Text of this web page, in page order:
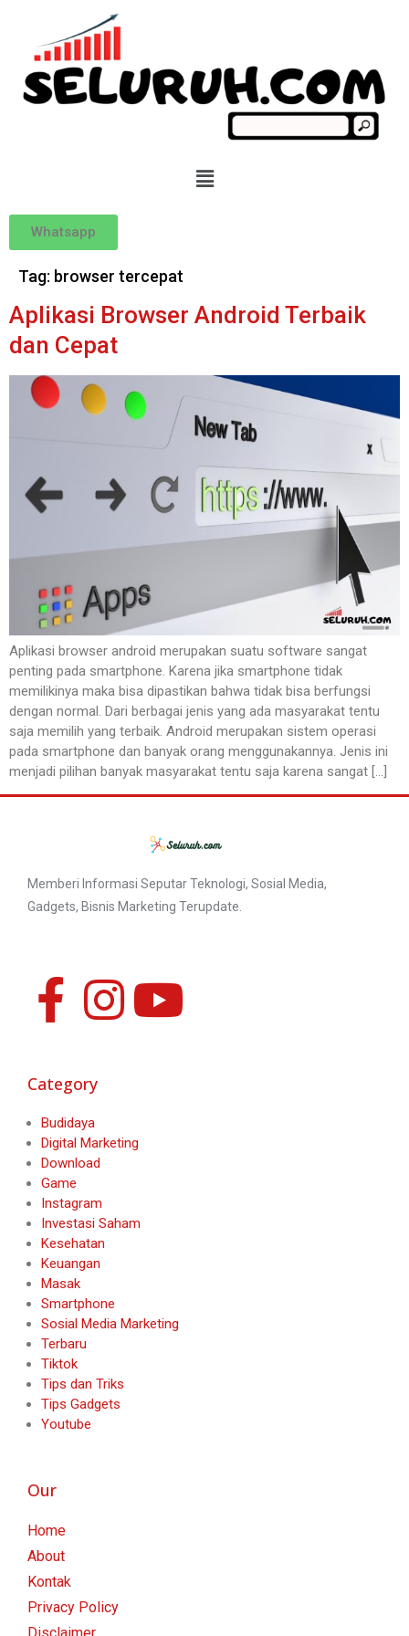
Whatsapp
Tag: browser tercepat
Aplikasi Browser Android Terbaik
dan Cepat
Aplikasi browser android merupakan suatu software sangat
penting pada smartphone. Karena jika smartphone tidak
memilikinya maka bisa dipastikan bahwa tidak bisa berfungsi
dengan normal. Dari berbagai jenis yang ada masyarakat tentu
saja memilih yang terbaik. Android merupakan sistem operasi
pada smartphone dan banyak orang menggunakannya. Jenis ini
menjadi pilihan banyak masyarakat tentu saja karena sangat […]
Memberi Informasi Seputar Teknologi, Sosial Media,
Gadgets, Bisnis Marketing Terupdate.
Category
Budidaya
Digital Marketing
Download
Game
Instagram
Investasi Saham
Kesehatan
Keuangan
Masak
Smartphone
Sosial Media Marketing
Terbaru
Tiktok
Tips dan Triks
Tips Gadgets
Youtube
Our
Home
About
Kontak
Privacy Policy